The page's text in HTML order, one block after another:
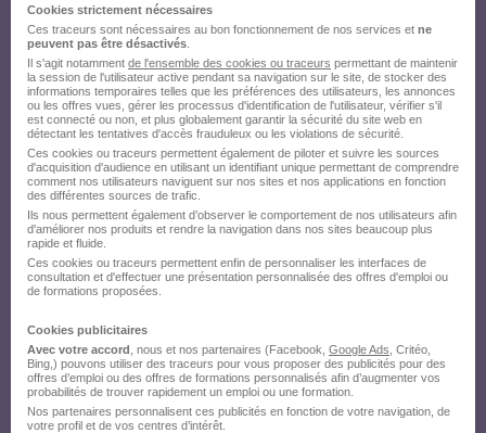
Créez votre compte Hellowork et
envoyez votre candidature !
Cookies strictement nécessaires
Ces traceurs sont nécessaires au bon fonctionnement de nos services et ne
peuvent pas être désactivés
Il s'agit notamment de l'ensemble des cookies ou traceurs permettant de maintenir
la session de l'utilisateur active pendant sa navigation sur le site, de stocker des
informations temporaires telles que les préférences des utilisateurs, les annonces
ou les offres vues, gérer les processus d'identification de l'utilisateur, vérifier s'il
est connecté ou non, et plus globalement garantir la sécurité du site web en
détectant les tentatives d'accès frauduleux ou les violations de sécurité.
Ces cookies ou traceurs permettent également de piloter et suivre les sources
d'acquisition d'audience en utilisant un identifiant unique permettant de comprendre
comment nos utilisateurs naviguent sur nos sites et nos applications en fonction
des différentes sources de trafic.
Ils nous permettent également d’observer le comportement de nos utilisateurs afin
d'améliorer nos produits et rendre la navigation dans nos sites beaucoup plus
rapide et fluide.
Ces cookies ou traceurs permettent enfin de personnaliser les interfaces de
consultation et d'effectuer une présentation personnalisée des offres d'emploi ou
de formations proposées.
Cookies publicitaires
Avec votre accord , nous et nos partenaires (Facebook, Google Ads , Critéo,
Bing,) pouvons utiliser des traceurs pour vous proposer des publicités pour des
offres d’emploi ou des offres de formations personnalisés afin d’augmenter vos
probabilités de trouver rapidement un emploi ou une formation.
Nos partenaires personnalisent ces publicités en fonction de votre navigation, de
votre profil et de vos centres d’intérêt.